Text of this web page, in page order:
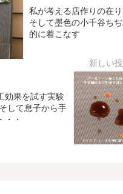
が家
の草
刈り
す
私が考える店作りの在
そして墨色の小千谷ち
的に着こなす
効果を試す実験
して息子から手
・・